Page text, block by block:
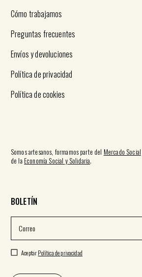
Cómo trabajamos
Preguntas frecuentes
Envíos y devoluciones
Política de privacidad
Política de cookies
Somos artesanos, formamos parte del Mercado Social
de la Economía Social y Solidaria.
BOLETÍN
AceptarPolítica de privacidad